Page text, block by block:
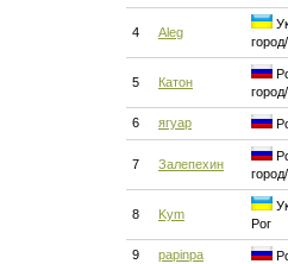
4 Aleg
5 Катон
6 ягуар
7 Залепехин
8 Kym
Рог
9 papinpa